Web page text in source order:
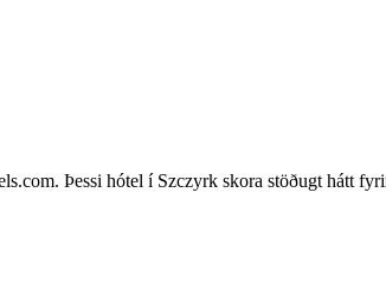
Þessi hótel í Szczyrk skora stöðugt hátt